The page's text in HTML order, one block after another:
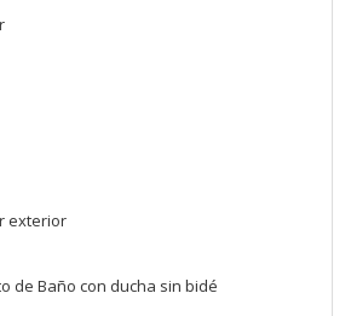
exterior
de Baño con ducha sin bidé